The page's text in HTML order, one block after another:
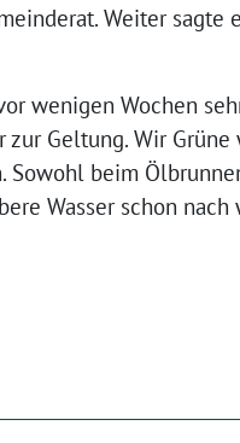
Weiter sagte
wenigen Wochen
Geltung. Wir
Sowohl beim
Wasser schon nach